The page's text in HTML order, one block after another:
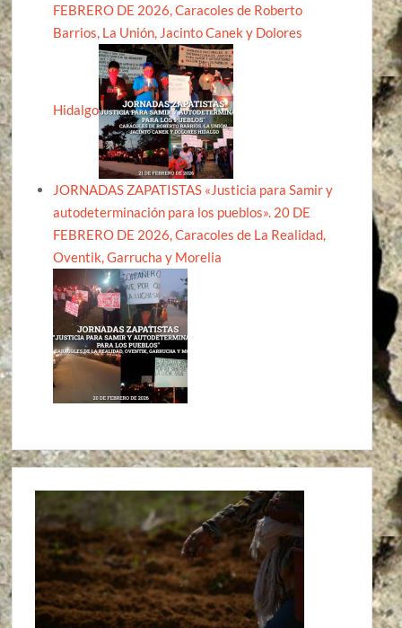
FEBRERO DE 2026, Caracoles de Roberto
Barrios, La Unión, Jacinto Canek y Dolores
Hidalgo
JORNADAS ZAPATISTAS «Justicia para Samir y
autodeterminación para los pueblos». 20 DE
FEBRERO DE 2026, Caracoles de La Realidad,
Oventik, Garrucha y Morelia